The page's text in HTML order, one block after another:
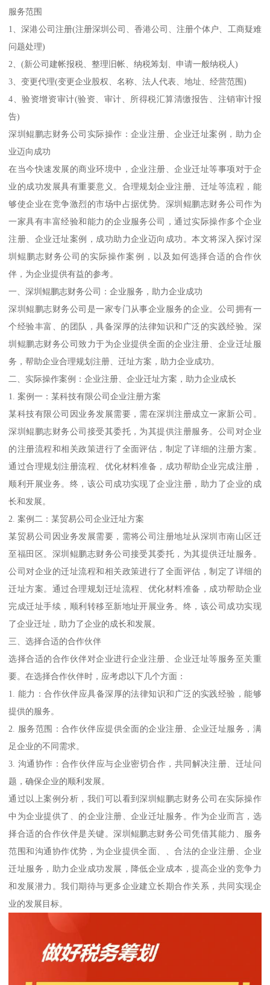
服务范围
1、深港公司注册(注册深圳公司、香港公司、注册个体户、工商疑难
问题处理)
2、(新公司建帐报税、整理旧帐、纳税筹划、申请一般纳税人)
3、变更代理(变更企业股权、名称、法人代表、地址、经营范围)
4、验资增资审计(验资、审计、所得税汇算清缴报告、注销审计报
告)
深圳鲲鹏志财务公司实际操作：企业注册、企业迁址案例，助力企
业迈向成功
在当今快速发展的商业环境中，企业注册、企业迁址等事项对于企
业的成功发展具有重要意义。合理规划企业注册、迁址等流程，能
够使企业在竞争激烈的市场中占据优势。深圳鲲鹏志财务公司作为
一家具有丰富经验和能力的企业服务公司，通过实际操作多个企业
注册、企业迁址案例，成功助力企业迈向成功。本文将深入探讨深
圳鲲鹏志财务公司的实际操作案例，以及如何选择合适的合作伙
伴，为企业提供有益的参考。
一、深圳鲲鹏志财务公司：企业服务，助力企业成功
深圳鲲鹏志财务公司是一家专门从事企业服务的企业。公司拥有一
个经验丰富、的团队，具备深厚的法律知识和广泛的实践经验。深
圳鲲鹏志财务公司致力于为企业提供全面的企业注册、企业迁址服
务，帮助企业合理规划注册、迁址方案，助力企业成功。
二、实际操作案例：企业注册、企业迁址方案，助力企业成长
1. 案例一：某科技有限公司企业注册方案
某科技有限公司因业务发展需要，需在深圳注册成立一家新公司。
深圳鲲鹏志财务公司接受其委托，为其提供注册服务。公司对企业
的注册流程和相关政策进行了全面评估，制定了详细的注册方案。
通过合理规划注册流程、优化材料准备，成功帮助企业完成注册，
顺利开展业务。终，该公司成功实现了企业注册，助力了企业的成
长和发展。
2. 案例二：某贸易公司企业迁址方案
某贸易公司因业务发展需要，需将公司注册地址从深圳市南山区迁
至福田区。深圳鲲鹏志财务公司接受其委托，为其提供迁址服务。
公司对企业的迁址流程和相关政策进行了全面评估，制定了详细的
迁址方案。通过合理规划迁址流程、优化材料准备，成功帮助企业
完成迁址手续，顺利转移至新地址开展业务。终，该公司成功实现
了企业迁址，助力了企业的成长和发展。
三、选择合适的合作伙伴
选择合适的合作伙伴对企业进行企业注册、企业迁址等服务至关重
要。在选择合作伙伴时，应考虑以下几个方面：
1. 能力：合作伙伴应具备深厚的法律知识和广泛的实践经验，能够
提供的服务。
2. 服务范围：合作伙伴应提供全面的企业注册、企业迁址服务，满
足企业的不同需求。
3. 沟通协作：合作伙伴应与企业密切合作，共同解决注册、迁址问
题，确保企业的顺利发展。
通过以上案例分析，我们可以看到深圳鲲鹏志财务公司在实际操作
中为企业提供了、的企业注册、企业迁址服务。作为企业而言，选
择合适的合作伙伴是关键。深圳鲲鹏志财务公司凭借其能力、服务
范围和沟通协作优势，为企业提供全面、、合法的企业注册、企业
迁址服务，助力企业成功发展，降低企业成本，提高企业的竞争力
和发展潜力。我们期待与更多企业建立长期合作关系，共同实现企
业的发展目标。